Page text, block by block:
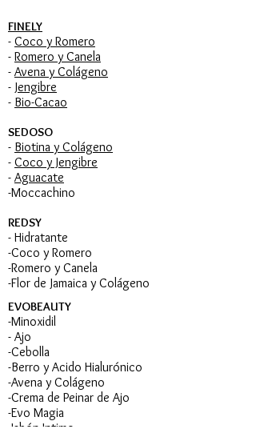
FINELY
- Coco y Romero
- Romero y Canela
- Avena y Colágeno
- Jengibre
- Bio-Cacao
SEDOSO
- Biotina y Colágeno
- Coco y Jengibre
- Aguacate
-Moccachino
REDSY
- Hidratante
-Coco y Romero
-Romero y Canela
-Flor de Jamaica y Colágeno
EVOBEAUTY
-Minoxidil
- Ajo
-Cebolla
-Berro y Acido Hialurónico
-Avena y Colágeno
-Crema de Peinar de Ajo
-Evo Magia
-Jabón Intimo